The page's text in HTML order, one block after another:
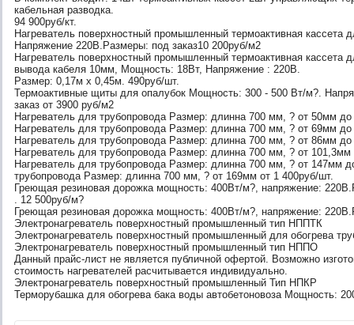
кабельная разводка.
94 900руб/кт.
Нагреватель поверхностный промышленный термоактивная
Напряжение 220В.Размеры: под заказ10 200руб/м2
Нагреватель поверхностный промышленный термоактивная кассета
вывода кабеля 10мм, Мощность: 18Вт, Напряжение : 220В.
Размер: 0,17м х 0,45м. 490руб/шт.
Термоактивные щиты для опалубок Мощность: 300 - 500 Вт/м?.
заказ от 3900 руб/м2
Нагреватель для трубопровода Размер: длинна 700 мм, ? от 50мм
Нагреватель для трубопровода Размер: длинна 700 мм, ? от 69мм
Нагреватель для трубопровода Размер: длинна 700 мм, ? от 86мм
Нагреватель для трубопровода Размер: длинна 700 мм, ? от
Нагреватель для трубопровода Размер: длинна 700 мм, ? от 147мм
трубопровода Размер: длинна 700 мм, ? от 169мм от 1 400руб/шт.
Греющая резиновая дорожка мощность: 400Вт/м?, напряжение:
. 12 500руб/м?
Греющая резиновая дорожка мощность: 400Вт/м?, напряжение:
Электронагреватель поверхностный промышленный тип НППТК
Электронагреватель поверхностный промышленный для обогрева
Электронагреватель поверхностный промышленный тип НППО
Данный прайс-лист не является публичной офертой. Возможно
стоимость нагревателей расчитывается индивидуально.
Электронагреватель поверхностный промышленный Тип НПКР
Терморубашка для обогрева бака воды автобетоновоза Мощность: